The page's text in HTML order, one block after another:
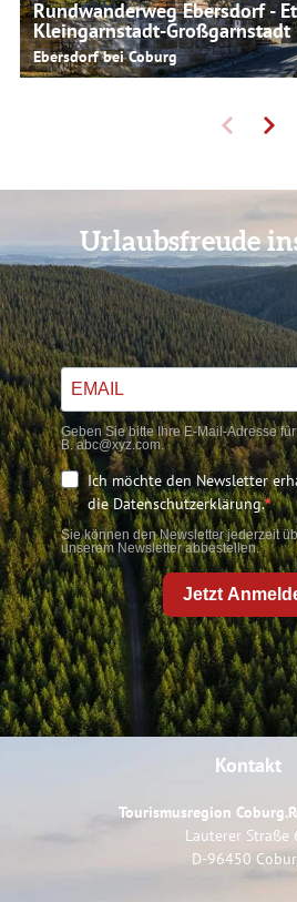
Rundwanderweg Ebersdorf -
Kleingarnstadt-Großgarnstadt
Ebersdorf bei Coburg
Urlaubsfreude
Geben Sie bitte Ihre E-Mail-Adresse
B. abc@xyz.com.
Ich möchte den Newsletter
die Datenschutzerklärung.
Sie können den Newsletter jederzeit
unserem Newsletter abbestellen.
Jetzt
Kontakt
Tourismusregion
Lauterer Straße
D-96450